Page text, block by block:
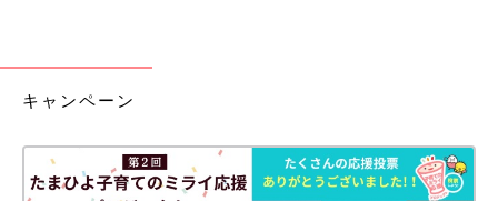
で、女の子のグッズを買いそろえていたんです。そして自分の中
（笑）。とにかく大事にしなきゃいけないし、いろいろと心配し
なきゃいけないことも多いんだろうなと。
キャンペーン